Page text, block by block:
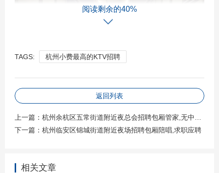
阅读剩余的40%
TAGS: 杭州小费最高的KTV招聘
返回列表
上一篇： 杭州余杭区五常街道附近夜总会招聘包厢管家,无中介费的
下一篇： 杭州临安区锦城街道附近夜场招聘包厢陪唱,求职应聘
相关文章